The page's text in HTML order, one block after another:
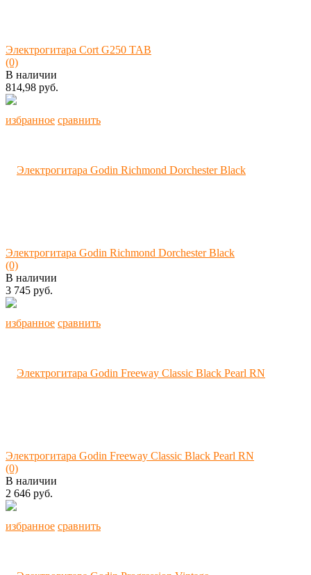
избранное сравнить
Электрогитара Cort G250 TAB
(0)
В наличии
814,98 руб.
избранное сравнить
Электрогитара Godin Richmond Dorchester Black
(0)
В наличии
3 745 руб.
избранное сравнить
Электрогитара Godin Freeway Classic Black Pearl RN
(0)
В наличии
2 646 руб.